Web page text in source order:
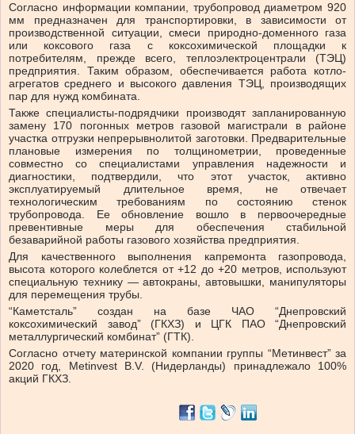
Согласно информации компании, трубопровод диаметром 920
мм предназначен для транспортировки, в зависимости от
производственной ситуации, смеси природно-доменного газа
или коксового газа с коксохимической площадки к
потребителям, прежде всего, теплоэлектроцентрали (ТЭЦ)
предприятия. Таким образом, обеспечивается работа котло-
агрегатов среднего и высокого давления ТЭЦ, производящих
пар для нужд комбината.
Также специалисты-подрядчики производят запланированную
замену 170 погонных метров газовой магистрали в районе
участка отгрузки непрерывнолитой заготовки. Предварительные
плановые измерения по толщинометрии, проведенные
совместно со специалистами управления надежности и
диагностики, подтвердили, что этот участок, активно
эксплуатируемый длительное время, не отвечает
технологическим требованиям по состоянию стенок
трубопровода. Ее обновление вошло в первоочередные
превентивные меры для обеспечения стабильной
безаварийной работы газового хозяйства предприятия.
Для качественного выполнения капремонта газопровода,
высота которого колеблется от +12 до +20 метров, используют
специальную технику — автокраны, автовышки, манипуляторы
для перемещения трубы.
“Каметсталь” создан на базе ЧАО “Днепровский
коксохимический завод” (ГКХЗ) и ЦГК ПАО “Днепровский
металлургический комбинат” (ГТК).
Согласно отчету материнской компании группы “Метинвест” за
2020 год, Metinvest B.V. (Нидерланды) принадлежало 100%
акций ГКХЗ.